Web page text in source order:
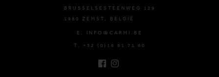
BRUSSELSESTEENWEG 129
1980 ZEMST, BELGIË
E. INFO@CARMI.BE
T. +32 (0)16 61 71 60